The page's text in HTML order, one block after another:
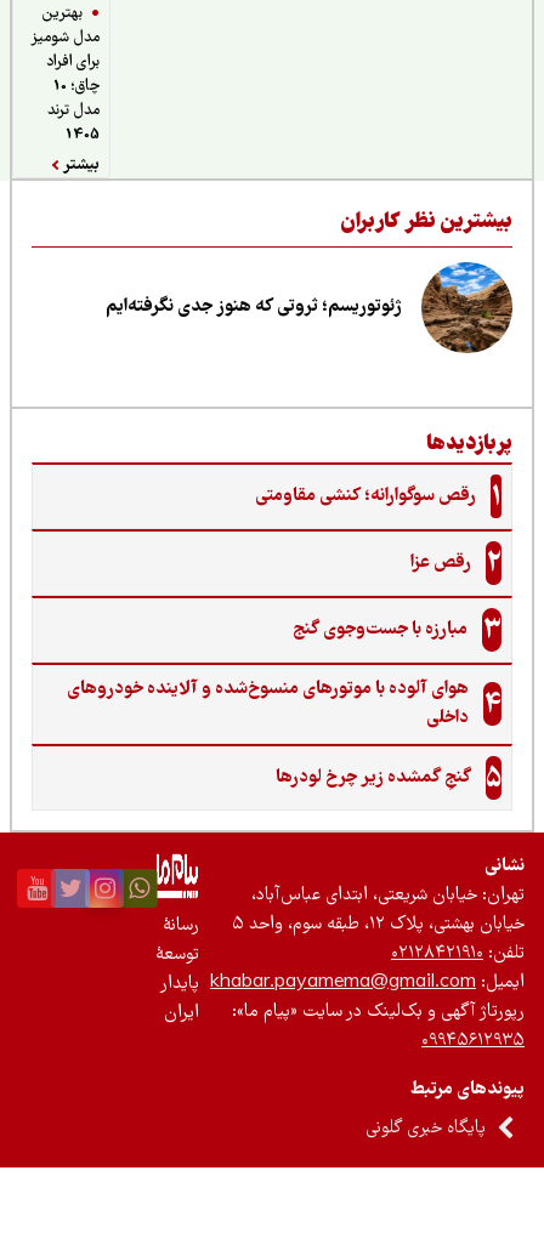
بهترین
مدل شومیز
برای افراد
چاق؛ 10
مدل ترند
نظر کاربران
ژئوتوریسم؛ ثروتی که هنوز جدی نگرفته‌ایم
رقص سوگوارانه؛ کنشی مقاومتی
رقص عزا
مبارزه با جست‌وجوی گنج‌
هوای آلوده با موتورهای منسوخ‌شده و آلاینده خودروهای
داخلی
گنجِ گمشده زیر چرخ لودرها
خیابان شریعتی، ابتدای عباس‌آباد،
بهشتی، پلاک ۱۲، طبقه سوم، واحد ۵
۰۲۱۲۸۴۲۱۹۱۰
khabar.payamema@gmail.com
آگهی و بک‌لینک در سایت «پیام ما»:
مرتبط
پایگاه خبری گلونی
رسانۀ
توسعۀ
پایدار
ایران